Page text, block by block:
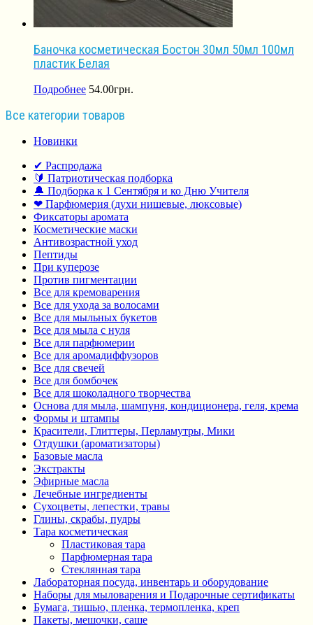
Баночка косметическая Бостон 30мл 50мл 100мл
пластик Белая
Подробнее 54.00грн.
Все категории товаров
Новинки
✔ Распродажа
🔰 Патриотическая подборка
🔔 Подборка к 1 Сентября и ко Дню Учителя
❤ Парфюмерия (духи нишевые, люксовые)
Фиксаторы аромата
Косметические маски
Антивозрастной уход
Пептиды
При куперозе
Против пигментации
Все для кремоварения
Все для ухода за волосами
Все для мыльных букетов
Все для мыла с нуля
Все для парфюмерии
Все для аромадиффузоров
Все для свечей
Все для бомбочек
Все для шоколадного творчества
Основа для мыла, шампуня, кондиционера, геля, крема
Формы и штампы
Красители, Глиттеры, Перламутры, Мики
Отдушки (ароматизаторы)
Базовые масла
Экстракты
Эфирные масла
Лечебные ингредиенты
Сухоцветы, лепестки, травы
Глины, скрабы, пудры
Тара косметическая
Пластиковая тара
Парфюмерная тара
Стеклянная тара
Лабораторная посуда, инвентарь и оборудование
Наборы для мыловарения и Подарочные сертификаты
Бумага, тишью, пленка, термопленка, креп
Пакеты, мешочки, саше